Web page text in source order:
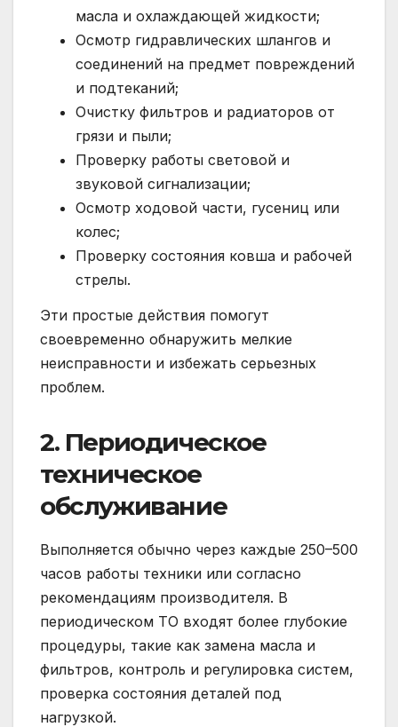
масла и охлаждающей жидкости;
Осмотр гидравлических шлангов и
соединений на предмет повреждений
и подтеканий;
Очистку фильтров и радиаторов от
грязи и пыли;
Проверку работы световой и
звуковой сигнализации;
Осмотр ходовой части, гусениц или
колес;
Проверку состояния ковша и рабочей
стрелы.
Эти простые действия помогут
своевременно обнаружить мелкие
неисправности и избежать серьезных
проблем.
2. Периодическое
техническое
обслуживание
Выполняется обычно через каждые 250–500
часов работы техники или согласно
рекомендациям производителя. В
периодическом ТО входят более глубокие
процедуры, такие как замена масла и
фильтров, контроль и регулировка систем,
проверка состояния деталей под
нагрузкой.